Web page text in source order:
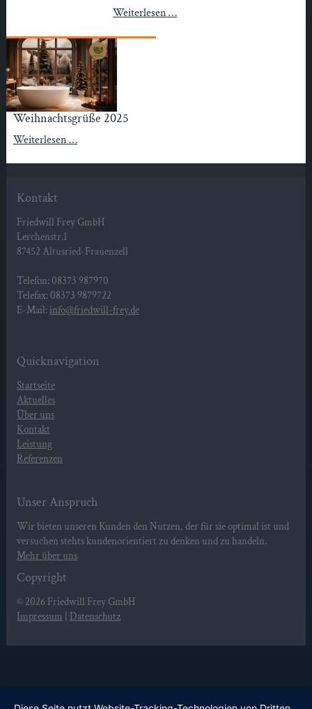
Weiterlesen …
Weihnachtsgrüße 2025
Weiterlesen …
Kontakt
Friedwill Frey GmbH
Lerchenstr.1
87452 Altusried-Frauenzell
Telefon: 08373 987970
Telefax: 08373 9879722
E-Mail:info@friedwill-frey.de
Quicknavigation
Startseite
Aktuelles
Über uns
Kontakt
Leistung
Referenzen
Unser Anspruch
Wir bieten unseren Kunden den Nutzen, der für sie optimal ist und
versuchen stehts kundenorientiert zu denken und zu handeln.
Mehr über uns
Copyright
© 2026 Friedwill Frey GmbH
Impressum
Datenschutz